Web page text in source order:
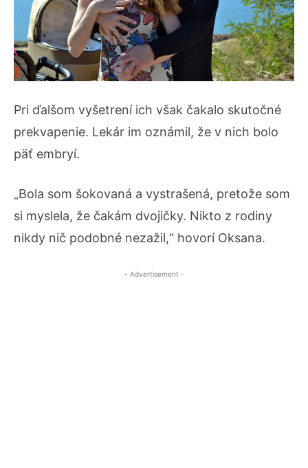
Pri ďalšom vyšetrení ich však čakalo skutočné
prekvapenie. Lekár im oznámil, že v nich bolo
päť embryí.
„Bola som šokovaná a vystrašená, pretože som
si myslela, že čakám dvojičky. Nikto z rodiny
nikdy nič podobné nezažil,“ hovorí Oksana.
- Advertisement -